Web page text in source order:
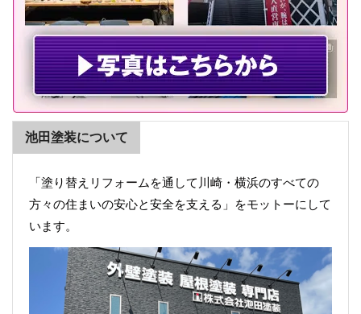
池田塗装について
「塗り替えリフォームを通して川崎・横浜のすべての
方々の住まいの安心と安全を支える」をモットーにして
います。